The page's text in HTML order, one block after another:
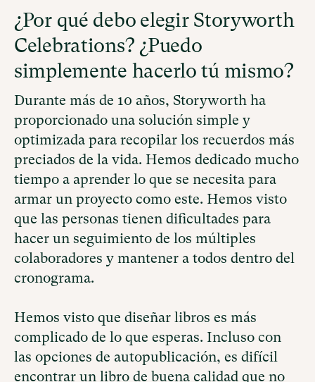
¿Por qué debo elegir Storyworth
Celebrations? ¿Puedo
simplemente hacerlo tú mismo?
Durante más de 10 años, Storyworth ha
proporcionado una solución simple y
optimizada para recopilar los recuerdos más
preciados de la vida. Hemos dedicado mucho
tiempo a aprender lo que se necesita para
armar un proyecto como este. Hemos visto
que las personas tienen dificultades para
hacer un seguimiento de los múltiples
colaboradores y mantener a todos dentro del
cronograma.
Hemos visto que diseñar libros es más
complicado de lo que esperas. Incluso con
las opciones de autopublicación, es difícil
encontrar un libro de buena calidad que no